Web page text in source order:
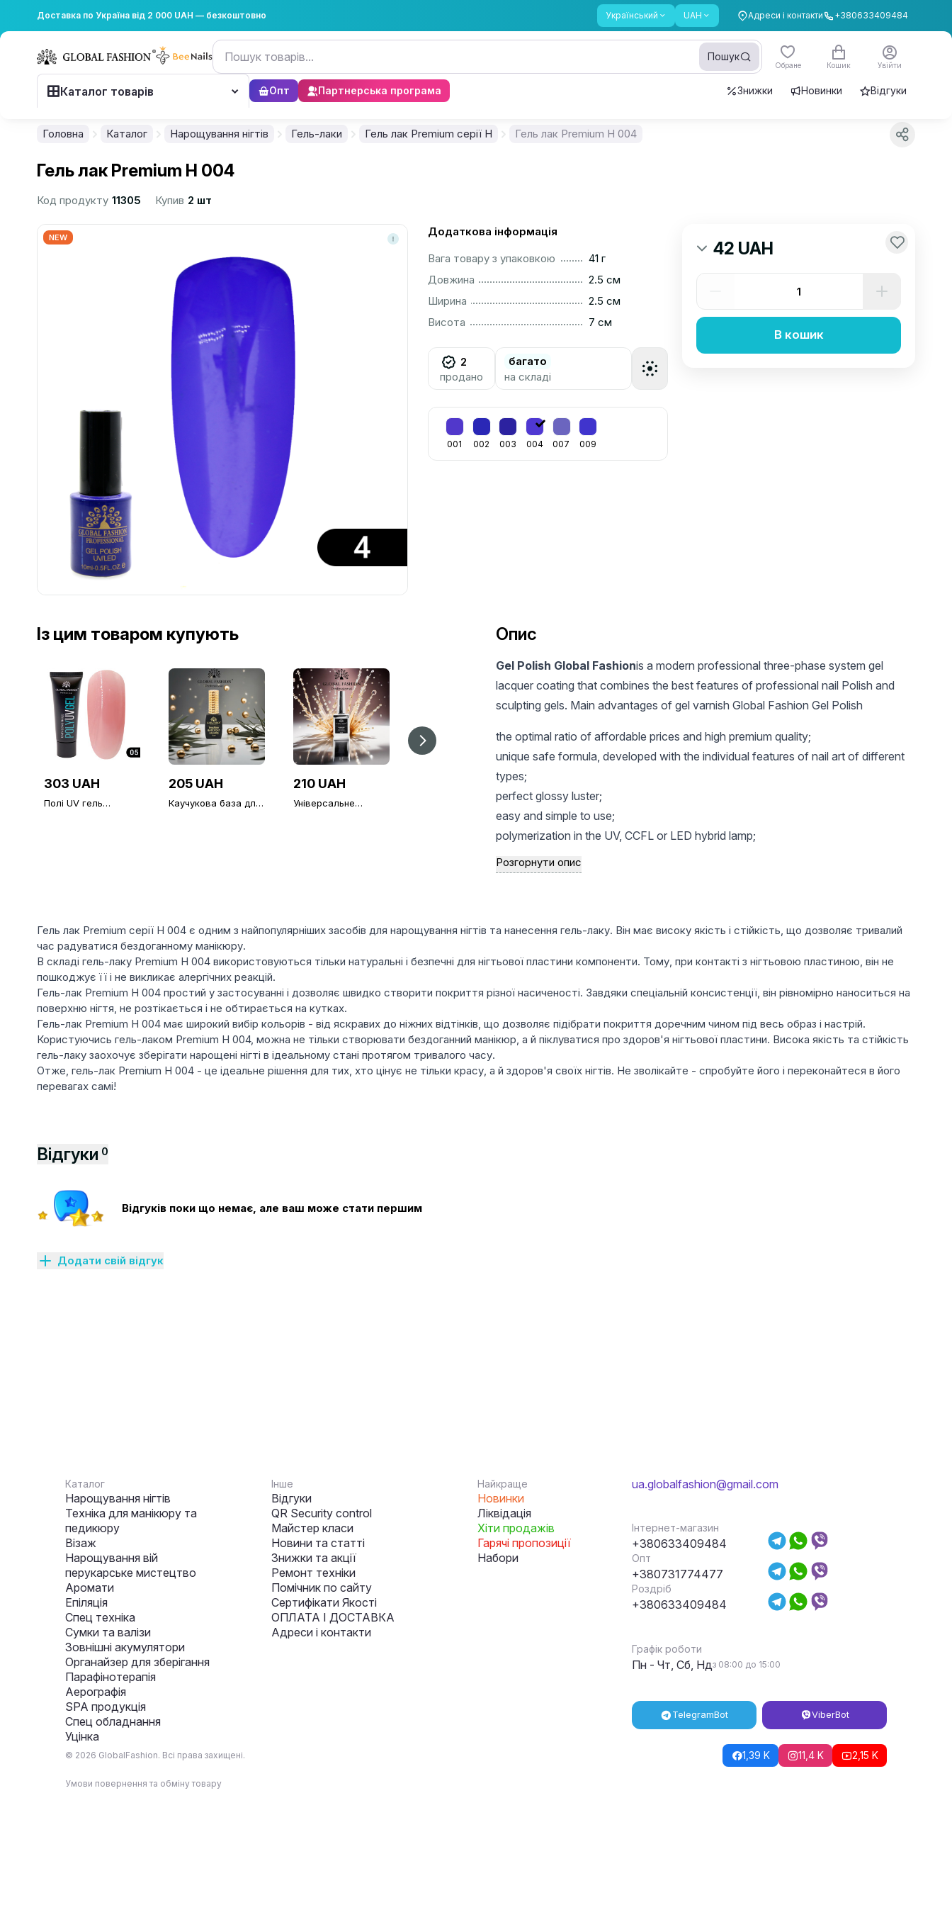
Доставка по Україна від 2 000 UAH — безкоштовно Український UAH Адреси і контакти +380633409484
Пошук
Обране Кошик Увійти
Каталог товарів Опт Партнерська програма Знижки Новинки Відгуки
Головна Каталог Нарощування нігтів Гель-лаки Гель лак Premium серії H Гель лак Premium H 004
Гель лак Premium H 004
Код продукту 11305 Купив 2 шт
NEW
Додаткова інформація
Вага товару з упаковкою
41 г
Довжина
2.5 см
Ширина
2.5 см
Висота
7 см
2
продано
багато
на складі
001 002 003 004 007 009
42 UAH
В кошик
Із цим товаром купують
303 UAH
Полі UV гель
205 UAH
Каучукова база для
210 UAH
Універсальне
Global Fashion, 15 мл
Пігментна пудра
Опис
Gel Polish Global Fashionis a modern professional three-phase system gel
lacquer coating that combines the best features of professional nail Polish and
sculpting gels. Main advantages of gel varnish Global Fashion Gel Polish
the optimal ratio of affordable prices and high premium quality;
unique safe formula, developed with the individual features of nail art of different
types;
perfect glossy luster;
easy and simple to use;
polymerization in the UV, CCFL or LED hybrid lamp;
long-term preservation of a bright and rich hue;
increased resistance to mechanical damage and chipping scratches at all times
Розгорнути опис
Гель лак Premium серії H 004 є одним з найпопулярніших засобів для нарощування нігтів та нанесення гель-лаку. Він має високу якість і стійкість, що дозволяє тривалий
час радуватися бездоганному манікюру.
В складі гель-лаку Premium H 004 використовуються тільки натуральні і безпечні для нігтьової пластини компоненти. Тому, при контакті з нігтьовою пластиною, він не
пошкоджує її і не викликає алергічних реакцій.
Гель-лак Premium H 004 простий у застосуванні і дозволяє швидко створити покриття різної насиченості. Завдяки спеціальній консистенції, він рівномірно наноситься на
поверхню нігтя, не розтікається і не обтирається на кутках.
Гель-лак Premium H 004 має широкий вибір кольорів - від яскравих до ніжних відтінків, що дозволяє підібрати покриття доречним чином під весь образ і настрій.
Користуючись гель-лаком Premium H 004, можна не тільки створювати бездоганний манікюр, а й піклуватися про здоров'я нігтьової пластини. Висока якість та стійкість
гель-лаку заохочує зберігати нарощені нігті в ідеальному стані протягом тривалого часу.
Отже, гель-лак Premium H 004 - це ідеальне рішення для тих, хто цінує не тільки красу, а й здоров'я своїх нігтів. Не зволікайте - спробуйте його і переконайтеся в його
перевагах самі!
Відгуки 0
Відгуків поки що немає, але ваш може стати першим
Додати свій відгук
Каталог
Нарощування нігтів
Техніка для манікюру та
педикюру
Візаж
Нарощування вій
перукарське мистецтво
Аромати
Епіляція
Спец техніка
Сумки та валізи
Зовнішні акумулятори
Органайзер для зберігання
Парафінотерапія
Аерографія
SPA продукція
Спец обладнання
Уцінка
Інше
Відгуки
QR Security control
Майстер класи
Новини та статті
Знижки та акції
Ремонт техніки
Помічник по сайту
Сертифікати Якості
ОПЛАТА І ДОСТАВКА
Адреси і контакти
Найкраще
Новинки
Ліквідація
Хіти продажів
Гарячі пропозиції
Набори
ua.globalfashion@gmail.com
Інтернет-магазин
+380633409484
Опт
+380731774477
Роздріб
+380633409484
Графік роботи
Пн - Чт, Сб, Ндз 08:00 до 15:00
TelegramBot ViberBot
© 2026 GlobalFashion. Всі права захищені. 1,39 K 11,4 K 2,15 K
Умови повернення та обміну товару